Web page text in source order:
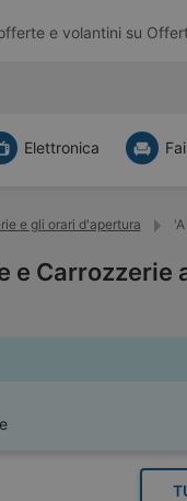
e volantini su
Elettronica
e gli orari d'apertura
e Carrozzerie